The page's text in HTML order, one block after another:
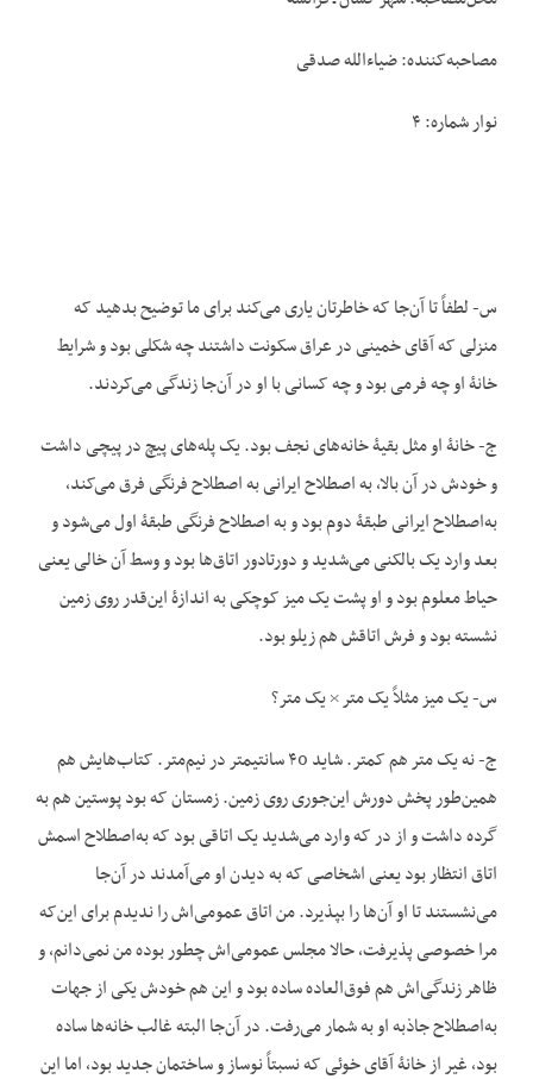
مصاحبه‌کننده: ضیاءالله صدقی
نوار شماره: ۴
س- لطفاً تا آن‌جا که خاطرتان یاری می‌کند برای ما توضیح بدهید که
منزلی که آقای خمینی در عراق سکونت داشتند چه شکلی بود و شرایط
خانۀ او چه فرمی بود و چه کسانی با او در آن‌جا زندگی می‌کردند.
ج- خانۀ او مثل بقیۀ خانه‌های نجف بود. یک پله‌های پیچ در پیچی داشت
و خودش در آن بالا، به اصطلاح ایرانی به اصطلاح فرنگی فرق می‌کند،
به‌اصطلاح ایرانی طبقۀ دوم بود و به اصطلاح فرنگی طبقۀ اول می‌شود و
بعد وارد یک بالکنی می‌شدید و دورتادور اتاق‌ها بود و وسط آن خالی یعنی
حیاط معلوم بود و او پشت یک میز کوچکی به اندازۀ این‌قدر روی زمین
نشسته بود و فرش اتاقش هم زیلو بود.
س- یک میز مثلاً یک متر × یک متر؟
ج- نه یک متر هم کمتر. شاید ۴0 سانتیمتر در نیم‌متر. کتاب‌هایش هم
همین‌طور پخش دورش این‌جوری روی زمین. زمستان که بود پوستین هم به
گرده داشت و از در که وارد می‌شدید یک اتاقی بود که به‌اصطلاح اسمش
اتاق انتظار بود یعنی اشخاصی که به دیدن او می‌آمدند در آن‌جا
می‌نشستند تا او آن‌ها را بپذیرد. من اتاق عمومی‌اش را ندیدم برای این‌که
مرا خصوصی پذیرفت، حالا مجلس عمومی‌اش چطور بوده من نمی‌دانم، و
ظاهر زندگی‌اش هم فوق‌العاده ساده بود و این هم خودش یکی از جهات
به‌اصطلاح جاذبه او به شمار می‌رفت. در آن‌جا البته غالب خانه‌ها ساده
بود، غیر از خانۀ آقای خوئی که نسبتاً نوساز و ساختمان جدید بود، اما این